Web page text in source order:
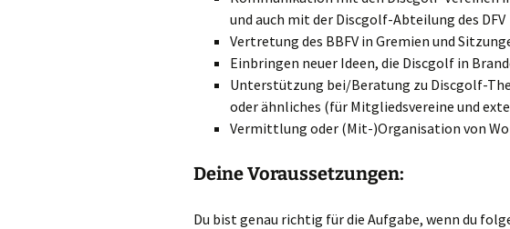
und auch mit der Disc­golf-Abtei­lung des DFV
Ver­tre­tung des BBFV in Gre­mi­en und
Ein­brin­gen neu­er Ideen, die Disc­golf in
Unter­stüt­zung bei/Beratung zu Disc­golf-
oder ähn­li­ches (für Mit­glieds­ver­ei­ne und
Ver­mitt­lung oder (Mit-)Organisation von
Deine Voraussetzungen:
Du bist genau rich­tig für die Auf­ga­be, wenn du